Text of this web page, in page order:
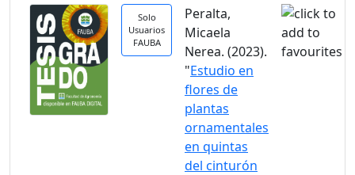
Solo
Usuarios
FAUBA
Peralta,
Micaela
Nerea. (2023).
"Estudio en
flores de
plantas
ornamentales
en quintas
del cinturón